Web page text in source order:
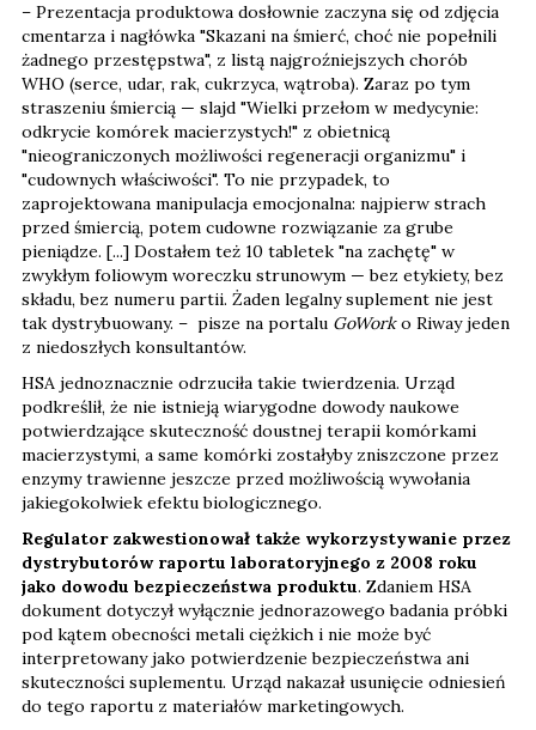
– Prezentacja produktowa dosłownie zaczyna się od zdjęcia
cmentarza i nagłówka "Skazani na śmierć, choć nie popełnili
żadnego przestępstwa", z listą najgroźniejszych chorób
WHO (serce, udar, rak, cukrzyca, wątroba). Zaraz po tym
straszeniu śmiercią — slajd "Wielki przełom w medycynie:
odkrycie komórek macierzystych!" z obietnicą
"nieograniczonych możliwości regeneracji organizmu" i
"cudownych właściwości". To nie przypadek, to
zaprojektowana manipulacja emocjonalna: najpierw strach
przed śmiercią, potem cudowne rozwiązanie za grube
pieniądze. [...] Dostałem też 10 tabletek "na zachętę" w
zwykłym foliowym woreczku strunowym — bez etykiety, bez
składu, bez numeru partii. Żaden legalny suplement nie jest
tak dystrybuowany. – pisze na portalu GoWorko Riway jeden
z niedoszłych konsultantów.
HSA jednoznacznie odrzuciła takie twierdzenia. Urząd
podkreślił, że nie istnieją wiarygodne dowody naukowe
potwierdzające skuteczność doustnej terapii komórkami
macierzystymi, a same komórki zostałyby zniszczone przez
enzymy trawienne jeszcze przed możliwością wywołania
jakiegokolwiek efektu biologicznego.
Regulator zakwestionował także wykorzystywanie przez
dystrybutorów raportu laboratoryjnego z 2008 roku
jako dowodu bezpieczeństwa produktu. Zdaniem HSA
dokument dotyczył wyłącznie jednorazowego badania próbki
pod kątem obecności metali ciężkich i nie może być
interpretowany jako potwierdzenie bezpieczeństwa ani
skuteczności suplementu. Urząd nakazał usunięcie odniesień
do tego raportu z materiałów marketingowych.